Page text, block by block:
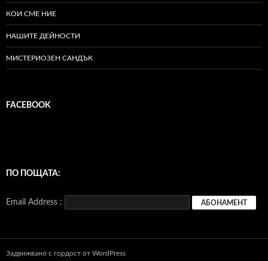
КОИ СМЕ НИЕ
НАШИТЕ ДЕЙНОСТИ
МИСТЕРИОЗЕН САНДЪК
FACEBOOK
ПО ПОЩАТА:
Email Address :
Задвижвано с гордост от WordPress